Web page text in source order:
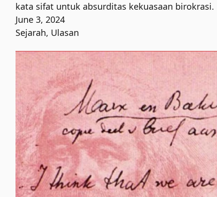
kata sifat untuk absurditas kekuasaan birokrasi.
June 3, 2024
Sejarah, Ulasan